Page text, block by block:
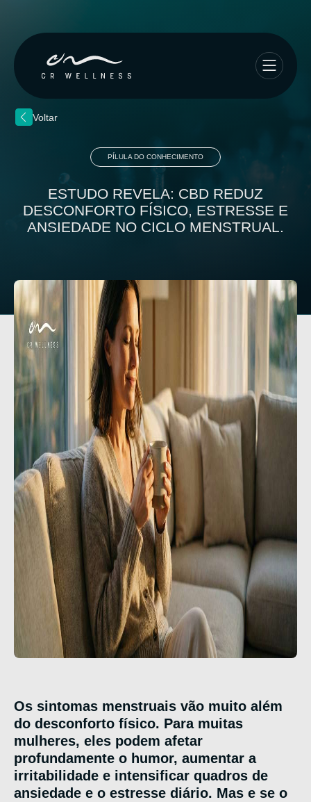
Voltar
PÍLULA DO CONHECIMENTO
ESTUDO REVELA: CBD REDUZ
DESCONFORTO FÍSICO, ESTRESSE E
ANSIEDADE NO CICLO MENSTRUAL.
Os sintomas menstruais vão muito além
do desconforto físico. Para muitas
mulheres, eles podem afetar
profundamente o humor, aumentar a
irritabilidade e intensificar quadros de
ansiedade e o estresse diário. Mas e se o